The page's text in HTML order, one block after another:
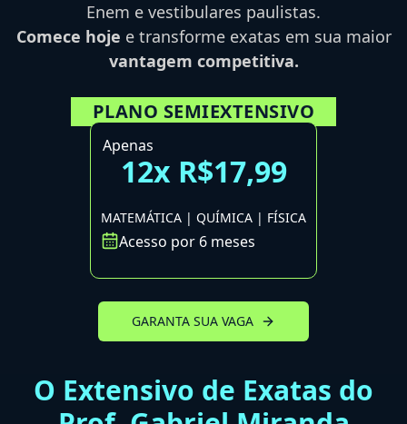
Enem e vestibulares paulistas.
Comece hoje e transforme exatas em sua maior
vantagem competitiva.
PLANO SEMIEXTENSIVO
Apenas
12x R$17,99
MATEMÁTICA | QUÍMICA | FÍSICA
Acesso por 6 meses
GARANTA SUA VAGA
O Extensivo de Exatas do